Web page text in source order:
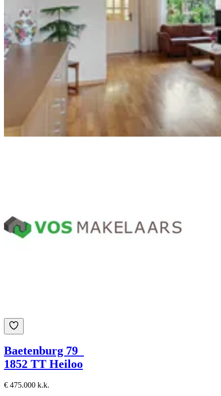
Baetenburg 79
1852 TT Heiloo
€ 475.000 k.k.